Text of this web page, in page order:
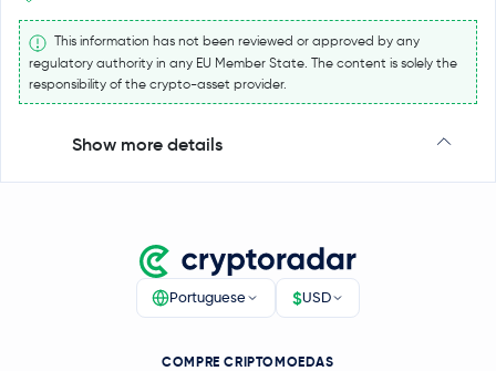
This information has not been reviewed or approved by any
regulatory authority in any EU Member State. The content is solely the
responsibility of the crypto-asset provider.
Show more details
Portuguese $USD
COMPRE CRIPTOMOEDAS